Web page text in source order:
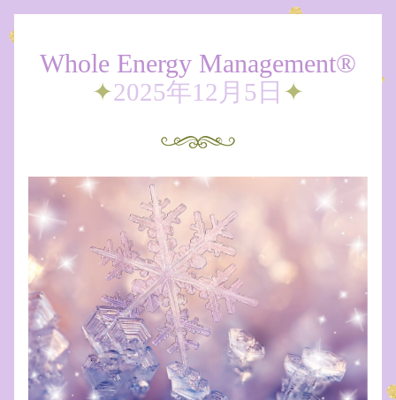
Whole Energy Management®
✦2025年12月5日 ✦